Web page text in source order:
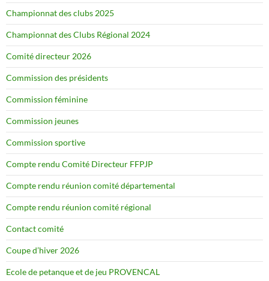
Championnat des clubs 2025
Championnat des Clubs Régional 2024
Comité directeur 2026
Commission des présidents
Commission féminine
Commission jeunes
Commission sportive
Compte rendu Comité Directeur FFPJP
Compte rendu réunion comité départemental
Compte rendu réunion comité régional
Contact comité
Coupe d’hiver 2026
Ecole de petanque et de jeu PROVENCAL